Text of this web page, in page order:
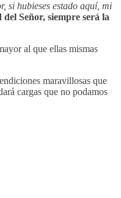
si hubieses estado aquí, mi
Señor, siempre será la
al que ellas mismas
maravillosas que
cargas que no podamos